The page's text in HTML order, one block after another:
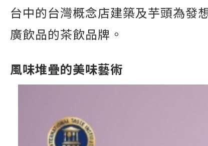
台中的台灣概念店建築及芋頭為發
廣飲品的茶飲品牌。
風味堆疊的美味藝術